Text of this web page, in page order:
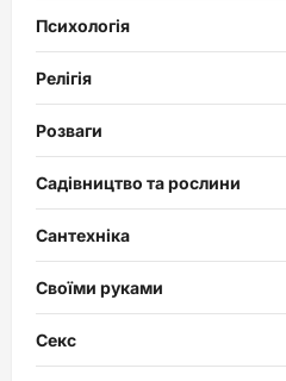
Психологія
Релігія
Розваги
Садівництво та рослини
Сантехніка
Своїми руками
Секс